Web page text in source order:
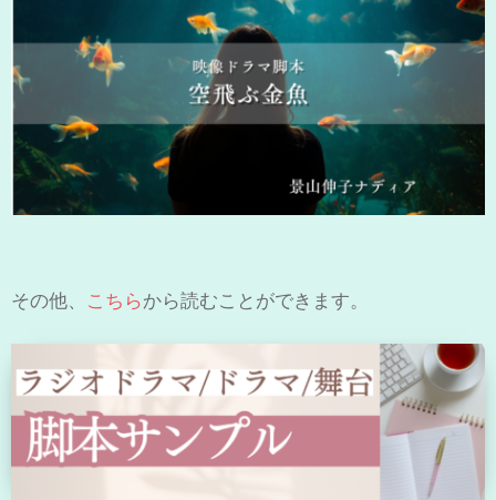
その他、 こちらから読むことができます。